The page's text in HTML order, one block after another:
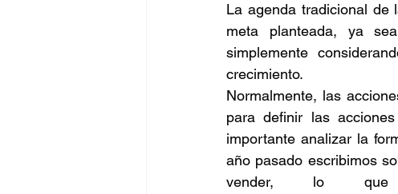
inversión Plan financiero
Negocios BigData
Oportunidades Amenazas
La agenda tradicional de
meta planteada, ya
simplemente
crecimiento.
Normalmente, las
para definir las
importante analizar la
año pasado escribimos
vender, lo que